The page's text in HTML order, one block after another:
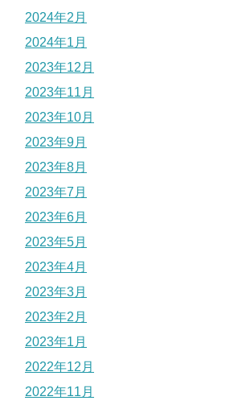
2024年2月
2024年1月
2023年12月
2023年11月
2023年10月
2023年9月
2023年8月
2023年7月
2023年6月
2023年5月
2023年4月
2023年3月
2023年2月
2023年1月
2022年12月
2022年11月